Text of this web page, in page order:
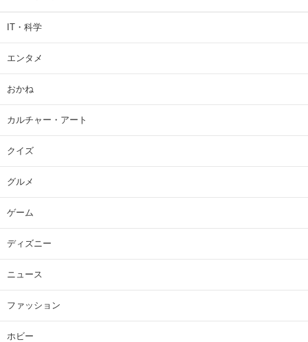
IT・科学
エンタメ
おかね
カルチャー・アート
クイズ
グルメ
ゲーム
ディズニー
ニュース
ファッション
ホビー